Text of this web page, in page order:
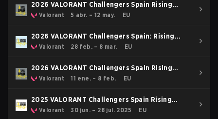
2026 VALORANT Challengers Spain Rising
Stage 3
Valorant 5 abr. – 12 may. EU
2026 VALORANT Challengers Spain: Rising
Stage 2
Valorant 28 feb. – 8 mar. EU
2026 VALORANT Challengers Spain Rising
Stage 1
Valorant 11 ene. – 8 feb. EU
2025 VALORANT Challengers Spain Rising
Stage 3
Valorant 30 jun. – 28 jul. 2025 EU